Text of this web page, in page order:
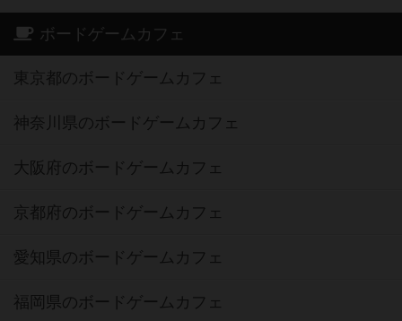
ボードゲームカフェ
東京都のボードゲームカフェ
神奈川県のボードゲームカフェ
大阪府のボードゲームカフェ
京都府のボードゲームカフェ
愛知県のボードゲームカフェ
福岡県のボードゲームカフェ